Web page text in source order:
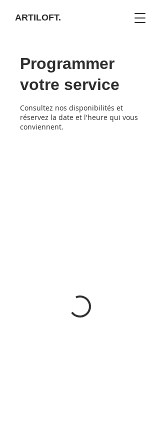
ARTILOFT.
Programmer
votre service
Consultez nos disponibilités et
réservez la date et l'heure qui vous
conviennent.